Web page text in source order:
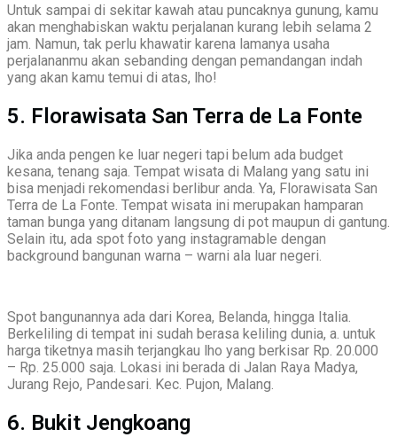
Untuk sampai di sekitar kawah atau puncaknya gunung, kamu
akan menghabiskan waktu perjalanan kurang lebih selama 2
jam. Namun, tak perlu khawatir karena lamanya usaha
perjalananmu akan sebanding dengan pemandangan indah
yang akan kamu temui di atas, lho!
5. Florawisata San Terra de La Fonte
Jika anda pengen ke luar negeri tapi belum ada budget
kesana, tenang saja. Tempat wisata di Malang yang satu ini
bisa menjadi rekomendasi berlibur anda. Ya, Florawisata San
Terra de La Fonte. Tempat wisata ini merupakan hamparan
taman bunga yang ditanam langsung di pot maupun di gantung.
Selain itu, ada spot foto yang instagramable dengan
background bangunan warna – warni ala luar negeri.
Spot bangunannya ada dari Korea, Belanda, hingga Italia.
Berkeliling di tempat ini sudah berasa keliling dunia, a. untuk
harga tiketnya masih terjangkau lho yang berkisar Rp. 20.000
– Rp. 25.000 saja. Lokasi ini berada di Jalan Raya Madya,
Jurang Rejo, Pandesari. Kec. Pujon, Malang.
6. Bukit Jengkoang